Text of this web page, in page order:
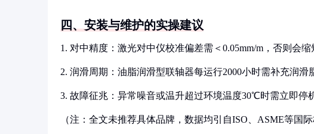
四、安装与维护的实操建议
1. 对中精度：激光对中仪校准偏差需＜0.05mm/m，否则会缩
2. 润滑周期：油脂润滑型联轴器每运行2000小时需补充润滑
3. 故障征兆：异常噪音或温升超过环境温度30℃时需立即停
（注：全文未推荐具体品牌，数据均引自ISO、ASME等国